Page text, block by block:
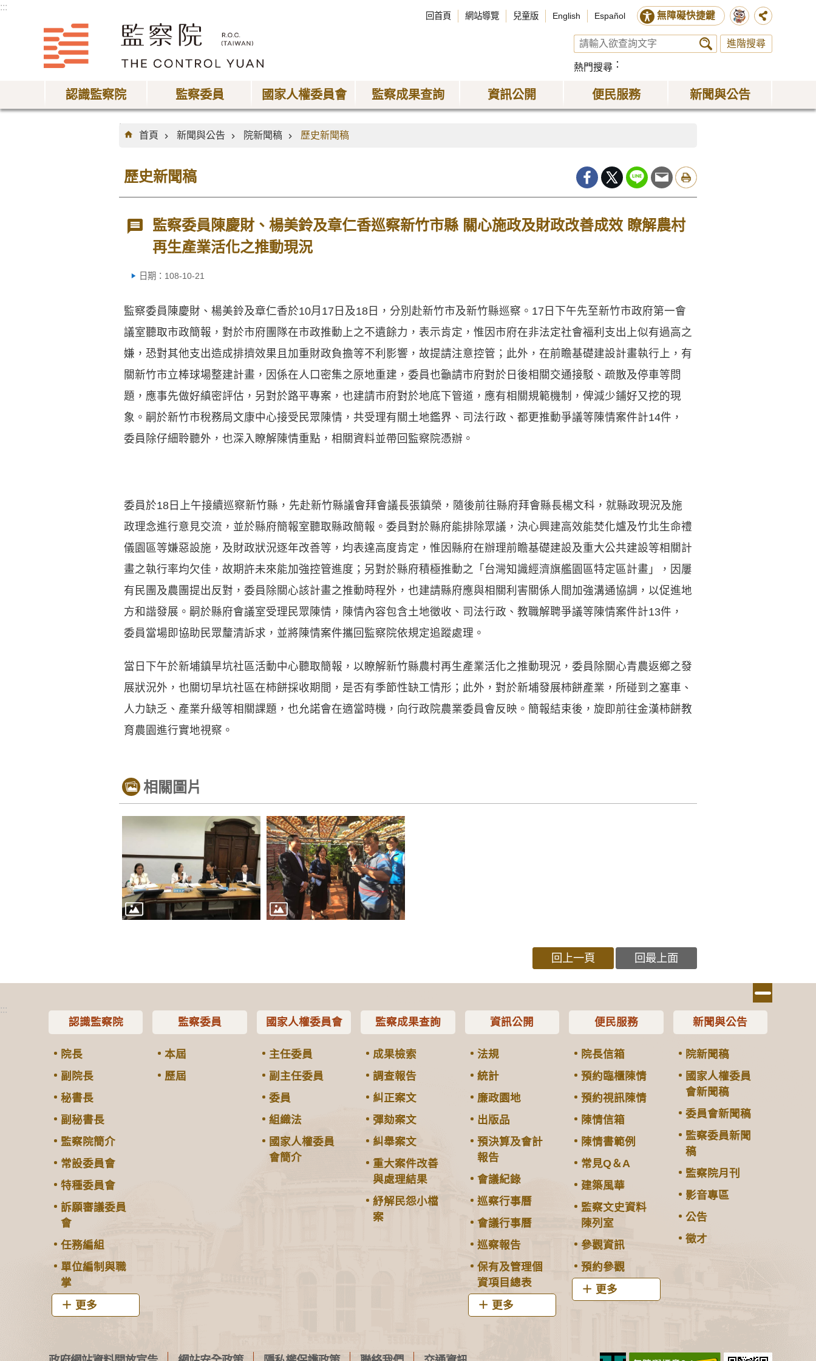
:::
回首頁 網站導覽 兒童版 English Español 無障礙快捷鍵
進階搜尋
熱門搜尋
認識監察院 監察委員 國家人權委員會 監察成果查詢 資訊公開 便民服務 新聞與公告
:::
首頁
新聞與公告 院新聞稿 歷史新聞稿
歷史新聞稿
監察委員陳慶財、楊美鈴及章仁香巡察新竹市縣 關心施政及財政改善成效 瞭解農村
再生產業活化之推動現況
日期：108-10-21
監察委員陳慶財、楊美鈴及章仁香於10月17日及18日，分別赴新竹市及新竹縣巡察。17日下午先至新竹市政府第一會
議室聽取市政簡報，對於市府團隊在市政推動上之不遺餘力，表示肯定，惟因市府在非法定社會福利支出上似有過高之
嫌，恐對其他支出造成排擠效果且加重財政負擔等不利影響，故提請注意控管；此外，在前瞻基礎建設計畫執行上，有
關新竹市立棒球場整建計畫，因係在人口密集之原地重建，委員也籲請市府對於日後相關交通接駁、疏散及停車等問
題，應事先做好縝密評估，另對於路平專案，也建請市府對於地底下管道，應有相關規範機制，俾減少鋪好又挖的現
象。嗣於新竹市稅務局文康中心接受民眾陳情，共受理有關土地鑑界、司法行政、都更推動爭議等陳情案件計14件，
委員除仔細聆聽外，也深入瞭解陳情重點，相關資料並帶回監察院憑辦。
委員於18日上午接續巡察新竹縣，先赴新竹縣議會拜會議長張鎮榮，隨後前往縣府拜會縣長楊文科，就縣政現況及施
政理念進行意見交流，並於縣府簡報室聽取縣政簡報。委員對於縣府能排除眾議，決心興建高效能焚化爐及竹北生命禮
儀園區等嫌惡設施，及財政狀況逐年改善等，均表達高度肯定，惟因縣府在辦理前瞻基礎建設及重大公共建設等相關計
畫之執行率均欠佳，故期許未來能加強控管進度；另對於縣府積極推動之「台灣知識經濟旗艦園區特定區計畫」，因屢
有民團及農團提出反對，委員除關心該計畫之推動時程外，也建請縣府應與相關利害關係人間加強溝通協調，以促進地
方和諧發展。嗣於縣府會議室受理民眾陳情，陳情內容包含土地徵收、司法行政、教職解聘爭議等陳情案件計13件，
委員當場即協助民眾釐清訴求，並將陳情案件攜回監察院依規定追蹤處理。
當日下午於新埔鎮旱坑社區活動中心聽取簡報，以瞭解新竹縣農村再生產業活化之推動現況，委員除關心青農返鄉之發
展狀況外，也關切旱坑社區在柿餅採收期間，是否有季節性缺工情形；此外，對於新埔發展柿餅產業，所碰到之塞車、
人力缺乏、產業升級等相關課題，也允諾會在適當時機，向行政院農業委員會反映。簡報結束後，旋即前往金漢柿餅教
育農園進行實地視察。
相關圖片
回上一頁 回最上面
:::
認識監察院
院長
副院長
秘書長
副秘書長
監察院簡介
常設委員會
特種委員會
訴願審議委員
會
任務編組
單位編制與職
掌
更多
監察委員
本屆
歷屆
國家人權委員會
主任委員
副主任委員
委員
組織法
國家人權委員
會簡介
監察成果查詢
成果檢索
調查報告
糾正案文
彈劾案文
糾舉案文
重大案件改善
與處理結果
紓解民怨小檔
案
資訊公開
法規
統計
廉政園地
出版品
預決算及會計
報告
會議紀錄
巡察行事曆
會議行事曆
巡察報告
保有及管理個
資項目總表
更多
便民服務
院長信箱
預約臨櫃陳情
預約視訊陳情
陳情信箱
陳情書範例
常見Q＆A
建築風華
監察文史資料
陳列室
參觀資訊
預約參觀
更多
新聞與公告
院新聞稿
國家人權委員
會新聞稿
委員會新聞稿
監察委員新聞
稿
監察院月刊
影音專區
公告
徵才